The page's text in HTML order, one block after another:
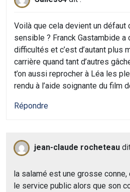
Voilà que cela devient un défaut
sensible ? Franck Gastambide a
difficultés et c’est d’autant plus
carrière quand tant d’autres
t’on aussi reprocher à Léa les
rendu à l’aide soignante du film
Répondre
jean-claude rocheteau
la salamé est une grosse conne,
le service public alors que son